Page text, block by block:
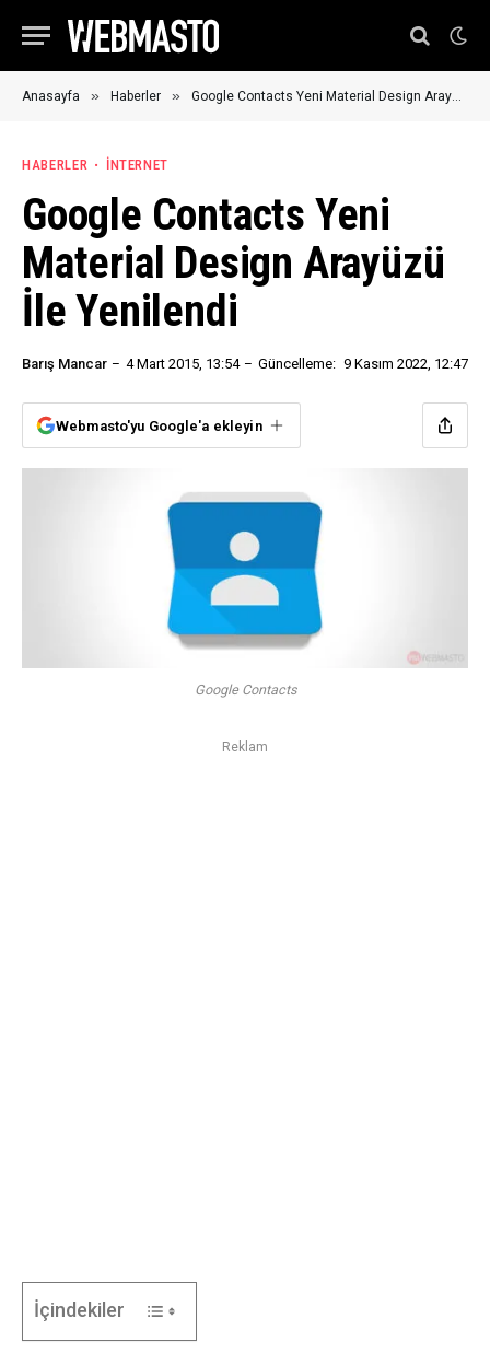
Anasayfa » Haberler » Google Contacts Yeni Material Design Arayüzü İle Yenilendi
HABERLER İNTERNET
Google Contacts Yeni
Material Design Arayüzü
İle Yenilendi
Barış Mancar 4 Mart 2015, 13:54 Güncelleme: 9 Kasım 2022, 12:47
Webmasto'yu Google'a ekleyin
Google Contacts
Reklam
İçindekiler